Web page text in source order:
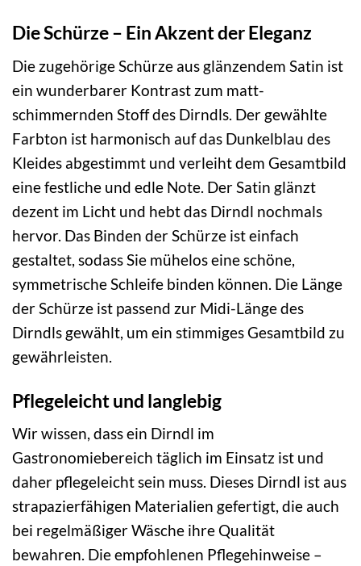
Die Schürze – Ein Akzent der Eleganz
Die zugehörige Schürze aus glänzendem Satin ist
ein wunderbarer Kontrast zum matt-
schimmernden Stoff des Dirndls. Der gewählte
Farbton ist harmonisch auf das Dunkelblau des
Kleides abgestimmt und verleiht dem Gesamtbild
eine festliche und edle Note. Der Satin glänzt
dezent im Licht und hebt das Dirndl nochmals
hervor. Das Binden der Schürze ist einfach
gestaltet, sodass Sie mühelos eine schöne,
symmetrische Schleife binden können. Die Länge
der Schürze ist passend zur Midi-Länge des
Dirndls gewählt, um ein stimmiges Gesamtbild zu
gewährleisten.
Pflegeleicht und langlebig
Wir wissen, dass ein Dirndl im
Gastronomiebereich täglich im Einsatz ist und
daher pflegeleicht sein muss. Dieses Dirndl ist aus
strapazierfähigen Materialien gefertigt, die auch
bei regelmäßiger Wäsche ihre Qualität
bewahren. Die empfohlenen Pflegehinweise –